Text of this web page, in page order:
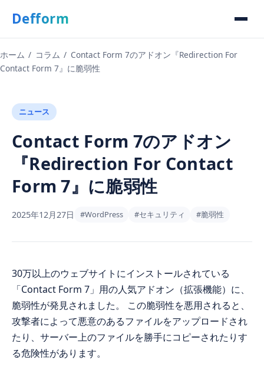
Defform
ホーム / コラム / Contact Form 7のアドオン『Redirection For
Contact Form 7』に脆弱性
ニュース
Contact Form 7のアドオン
『Redirection For Contact
Form 7』に脆弱性
2025年12月27日 #WordPress #セキュリティ #脆弱性
30万以上のウェブサイトにインストールされている
「Contact Form 7」用の人気アドオン（拡張機能）に、
脆弱性が発見されました。 この脆弱性を悪用されると、
攻撃者によって悪意のあるファイルをアップロードされ
たり、サーバー上のファイルを勝手にコピーされたりす
る危険性があります。